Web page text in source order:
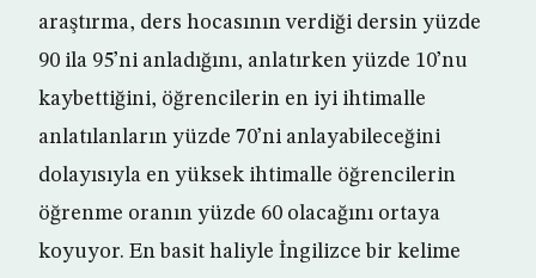
araştırma, ders hocasının verdiği dersin yüzde
90 ila 95’ni anladığını, anlatırken yüzde 10’nu
kaybettiğini, öğrencilerin en iyi ihtimalle
anlatılanların yüzde 70’ni anlayabileceğini
dolayısıyla en yüksek ihtimalle öğrencilerin
öğrenme oranın yüzde 60 olacağını ortaya
koyuyor. En basit haliyle İngilizce bir kelime